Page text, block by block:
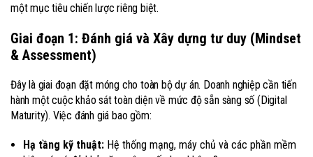
một mục tiêu chiến lược riêng biệt.
Giai đoạn 1: Đánh giá và Xây dựng tư duy (Mindset
& Assessment)
Đây là giai đoạn đặt móng cho toàn bộ dự án. Doanh nghiệp cần tiến
hành một cuộc khảo sát toàn diện về mức độ sẵn sàng số (Digital
Maturity). Việc đánh giá bao gồm:
Hạ tầng kỹ thuật: Hệ thống mạng, máy chủ và các phần mềm